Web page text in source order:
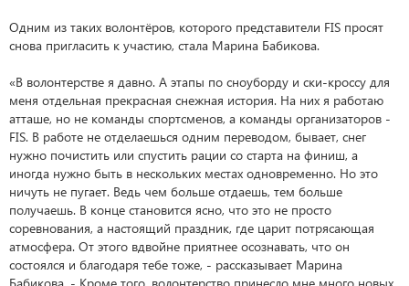
Одним из таких волонтёров, которого представители FIS просят
снова пригласить к участию, стала Марина Бабикова.
«В волонтерстве я давно. А этапы по сноуборду и ски-кроссу для
меня отдельная прекрасная снежная история. На них я работаю
атташе, но не команды спортсменов, а команды организаторов -
FIS. В работе не отделаешься одним переводом, бывает, снег
нужно почистить или спустить рации со старта на финиш, а
иногда нужно быть в нескольких местах одновременно. Но это
ничуть не пугает. Ведь чем больше отдаешь, тем больше
получаешь. В конце становится ясно, что это не просто
соревнования, а настоящий праздник, где царит потрясающая
атмосфера. От этого вдвойне приятнее осознавать, что он
состоялся и благодаря тебе тоже, - рассказывает Марина